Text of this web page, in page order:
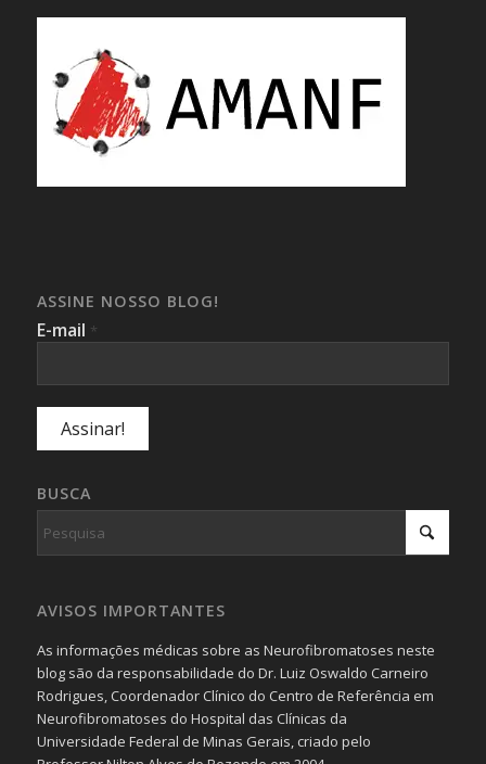
ASSINE NOSSO BLOG!
E-mail *
BUSCA
AVISOS IMPORTANTES
As informações médicas sobre as Neurofibromatoses neste
blog são da responsabilidade do Dr. Luiz Oswaldo Carneiro
Rodrigues, Coordenador Clínico do Centro de Referência em
Neurofibromatoses do Hospital das Clínicas da
Universidade Federal de Minas Gerais, criado pelo